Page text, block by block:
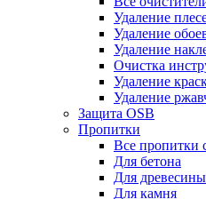
Удаление
Удаление
Удаление
Очистка
Удаление
Удаление
Защита OSB
Пропитки
Все пропитки
Для бетона
Для древесины
Для камня